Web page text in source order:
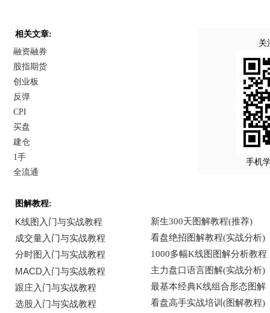
相关文章:
融资融券
股指期货
创业板
反弹
CPI
买盘
建仓
1手
全流通
关
手机
图解教程: